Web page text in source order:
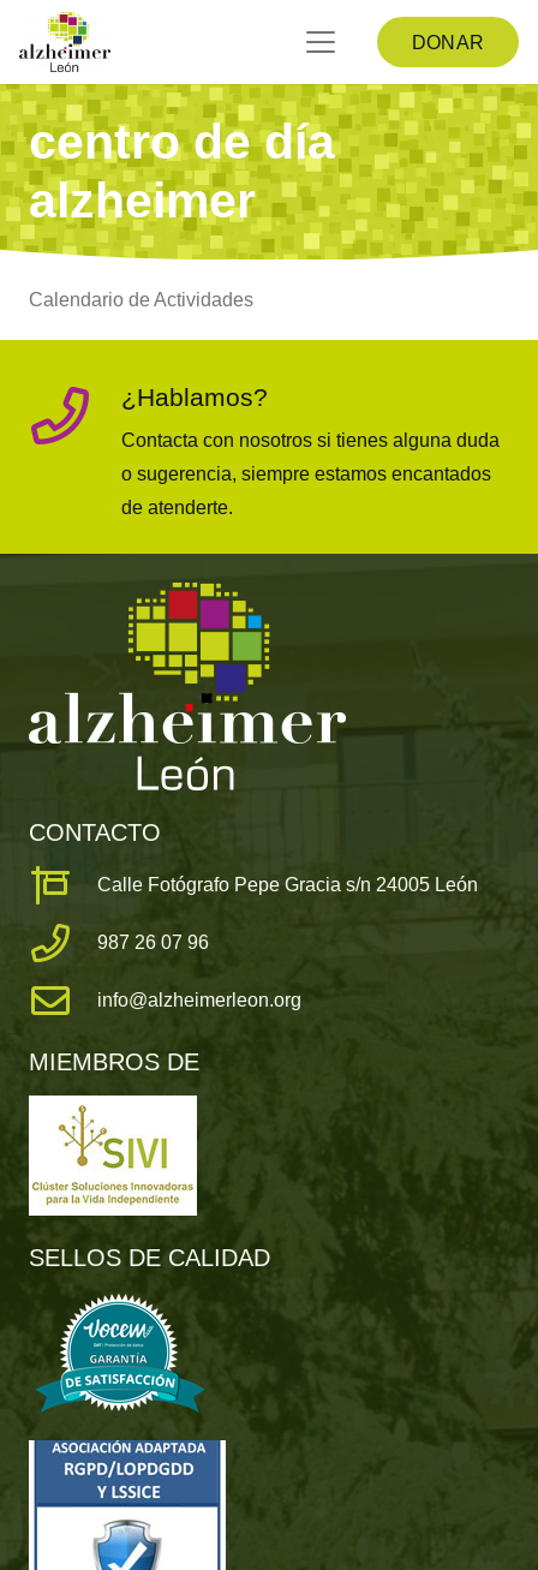
DONAR
centro de día
alzheimer
Calendario de Actividades
¿Hablamos?
Contacta con nosotros si tienes alguna duda
o sugerencia, siempre estamos encantados
de atenderte.
CONTACTO
Calle Fotógrafo Pepe Gracia s/n 24005 León
987 26 07 96
info@alzheimerleon.org
MIEMBROS DE
SELLOS DE CALIDAD